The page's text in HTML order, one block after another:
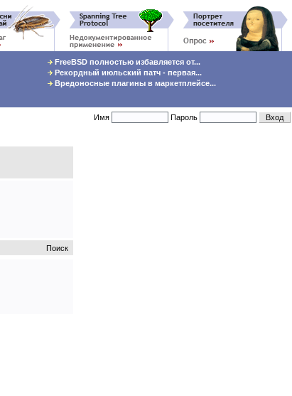
FreeBSD полностью избавляется от...
Рекордный июльский патч - первая...
Вредоносные плагины в маркетплейсе...
Имя Пароль
Поиск